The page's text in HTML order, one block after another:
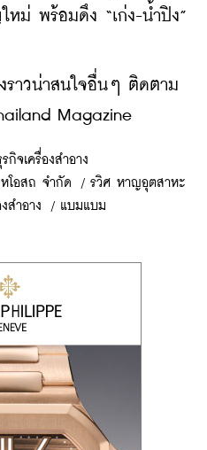
หม่ พร้อมดึง “เก่ง-น้ำปิง”
ราวน่าสนใจอื่นๆ ติดตาม
Magazine
รกิจเครื่องสำอาง
โอสถ จำกัด / รวิศ หาญอุตสาหะ
งสำอาง / แบมแบม